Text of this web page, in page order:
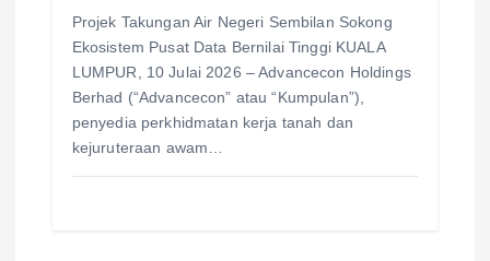
Projek Takungan Air Negeri Sembilan Sokong
Ekosistem Pusat Data Bernilai Tinggi KUALA
LUMPUR, 10 Julai 2026 – Advancecon Holdings
Berhad (“Advancecon” atau “Kumpulan”),
penyedia perkhidmatan kerja tanah dan
kejuruteraan awam…